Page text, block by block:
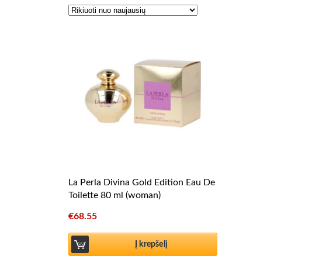
La Perla Divina Gold Edition Eau De
Toilette 80 ml (woman)
€68.55
Į krepšelį